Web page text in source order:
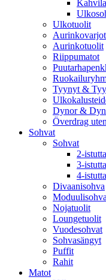
Ulkotuolit
Aurinkovarjot
Aurinkotuolit
Riippumatot
Tyynyt &
Dynor &
Överdrag
Sohvat
Sohvat
2-
3-
4-
Divaanisohva
Moduulisohva
Nojatuolit
Loungetuolit
Vuodesohvat
Sohvasängyt
Puffit
Rahit
Matot